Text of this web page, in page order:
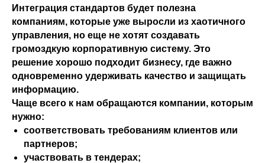
Интеграция стандартов будет полезна
компаниям, которые уже выросли из хаотичного
управления, но еще не хотят создавать
громоздкую корпоративную систему. Это
решение хорошо подходит бизнесу, где важно
одновременно удерживать качество и защищать
информацию.
Чаще всего к нам обращаются компании, которым
нужно:
соответствовать требованиям клиентов или
партнеров;
участвовать в тендерах;